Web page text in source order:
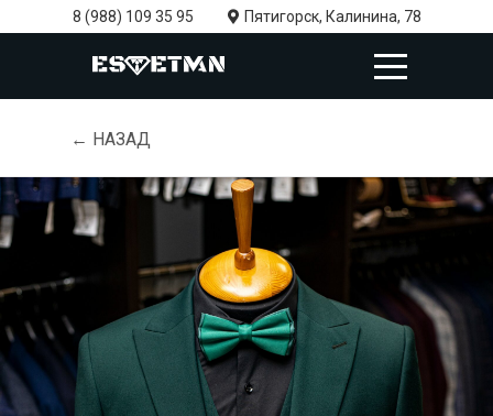
8 (988) 109 35 95 Пятигорск, Калинина, 78
← НАЗАД